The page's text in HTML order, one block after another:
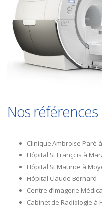
Nos références
Clinique Ambroise Paré
Hôpital St François à
Hôpital St Maurice à
Hôpital Claude Bernard
Centre d’Imagerie
Cabinet de Radiologie à